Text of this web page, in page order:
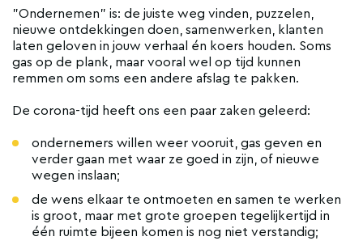
"Ondernemen" is: de juiste weg vinden, puzzelen,
nieuwe ontdekkingen doen, samenwerken, klanten
laten geloven in jouw verhaal én koers houden. Soms
gas op de plank, maar vooral wel op tijd kunnen
remmen om soms een andere afslag te pakken.
De corona-tijd heeft ons een paar zaken geleerd:
ondernemers willen weer vooruit, gas geven en
verder gaan met waar ze goed in zijn, of nieuwe
wegen inslaan;
de wens elkaar te ontmoeten en samen te werken
is groot, maar met grote groepen tegelijkertijd in
één ruimte bijeen komen is nog niet verstandig;